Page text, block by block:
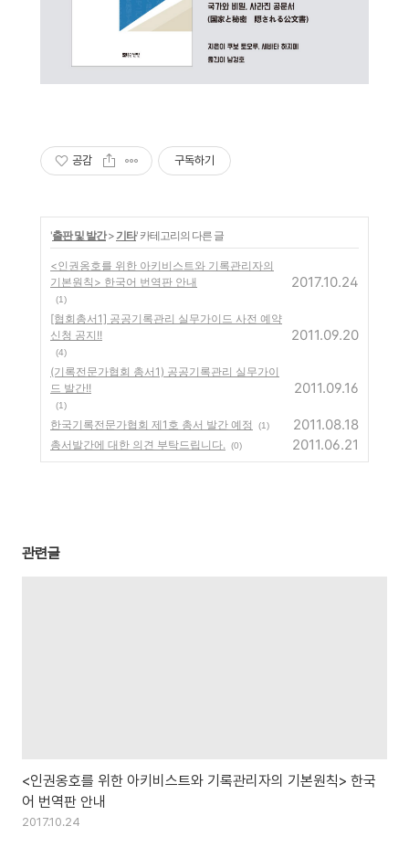
공감 구독하기
'출판 및 발간> 기타' 카테고리의 다른 글
<인권옹호를 위한 아키비스트와 기록관리자의
기본원칙> 한국어 번역판 안내
(1)
2017.10.24
[협회총서1] 공공기록관리 실무가이드 사전 예약
신청 공지!!
(4)
2011.09.20
(기록전문가협회 총서1) 공공기록관리 실무가이
드 발간!!
(1)
2011.09.16
한국기록전문가협회 제1호 총서 발간 예정 (1) 2011.08.18
총서발간에 대한 의견 부탁드립니다. (0) 2011.06.21
관련글
<인권옹호를 위한 아키비스트와 기록관리자의 기본원칙> 한국
어 번역판 안내
2017.10.24